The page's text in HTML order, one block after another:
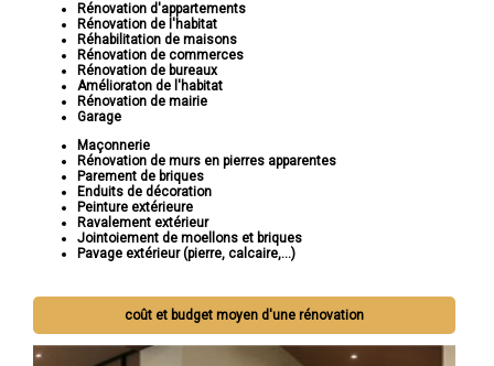
Rénovation d'appartements
Rénovation de l'habitat
Réhabilitation de maisons
Rénovation de commerces
Rénovation de bureaux
Amélioraton de l'habitat
Rénovation de mairie
Garage
Maçonnerie
Rénovation de murs en pierres apparentes
Parement de briques
Enduits de décoration
Peinture extérieure
Ravalement extérieur
Jointoiement de moellons et briques
Pavage extérieur (pierre, calcaire,...)
coût et budget moyen d'une rénovation